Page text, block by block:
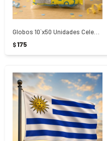
$175